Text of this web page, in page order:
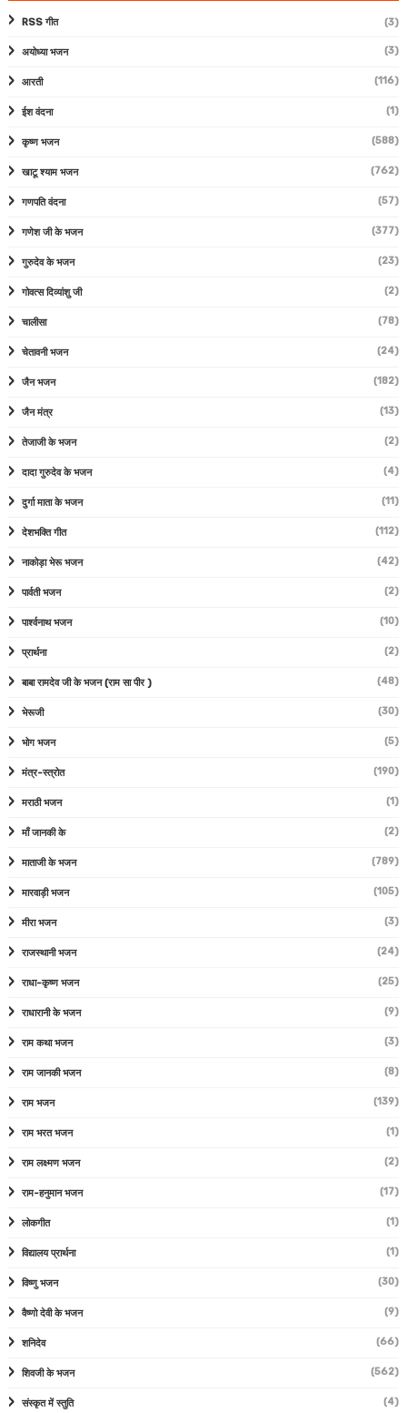
RSS गीत (3)
अयोध्या भजन (3)
आरती (116)
ईश वंदना (1)
कृष्ण भजन (588)
खाटू श्याम भजन (762)
गणपति वंदना (57)
गणेश जी के भजन (377)
गुरुदेव के भजन (23)
गोवत्स दिव्यांशु जी (2)
चालीसा (78)
चेतावनी भजन (24)
जैन भजन (182)
जैन मंत्र (13)
तेजाजी के भजन (2)
दादा गुरुदेव के भजन (4)
दुर्गा माता के भजन (11)
देशभक्ति गीत (112)
नाकोड़ा भेरू भजन (42)
पार्वती भजन (2)
पार्श्वनाथ भजन (10)
प्रार्थना (2)
बाबा रामदेव जी के भजन (राम सा पीर ) (48)
भेरूजी (30)
भोग भजन (5)
मंत्र-स्त्रोत (190)
मराठी भजन (1)
माँ जानकी के (2)
माताजी के भजन (789)
मारवाड़ी भजन (105)
मीरा भजन (3)
राजस्थानी भजन (24)
राधा-कृष्ण भजन (25)
राधारानी के भजन (9)
राम कथा भजन (3)
राम जानकी भजन (8)
राम भजन (139)
राम भरत भजन (1)
राम लक्ष्मण भजन (2)
राम-हनुमान भजन (17)
लोकगीत (1)
विद्यालय प्रार्थना (1)
विष्णु भजन (30)
वैष्णो देवी के भजन (9)
शनिदेव (66)
शिवजी के भजन (562)
संस्कृत में स्तुति (4)